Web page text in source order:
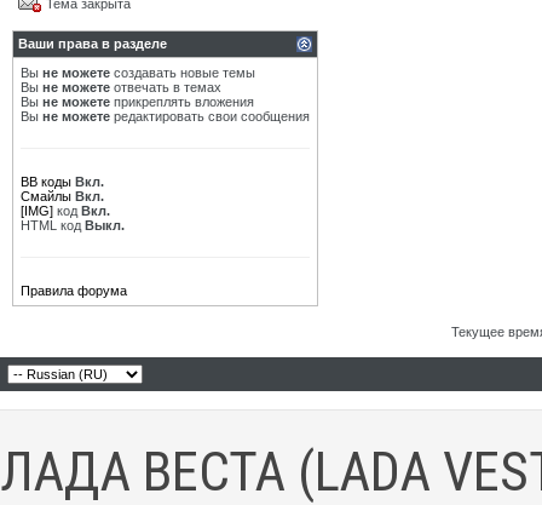
Тема закрыта
Ваши права в разделе
Вы не можете создавать новые темы
Вы не можете отвечать в темах
Вы не можете прикреплять вложения
Вы не можете редактировать свои сообщения
BB коды Вкл.
Смайлы Вкл.
[IMG] код Вкл.
HTML код Выкл.
Правила форума
Текущее
ЛАДА ВЕСТА (LADA